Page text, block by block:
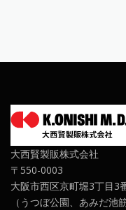
大西賢製販株式会社
〒550-0003
大阪市西区京町堀3丁目3
（うつぼ公園、あみだ池